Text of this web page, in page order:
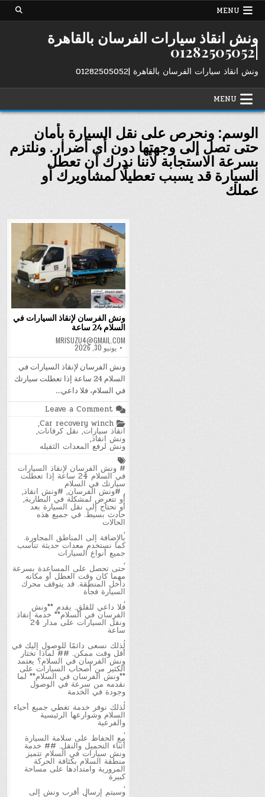
Skip
MENU
ونش انقاذ سيارات الفرسان بالقاهرة
|01282505052
ونش انقاذ سيارات الفرسان بالقاهرة |01282505052
MENU
الوسم: ونحرص على نقل السيارة بأمان
حتى تصل إلى وجهتها دون أي أضرار. ونلتزم
بسرعة الاستجابة لأننا ندرك أن تعطل
السيارة قد يسبب تعطيلًا لمشاويرك أو
عملك
ونش الفرسان لإنقاذ السيارات في
السلام 24 ساعة
MRISUZU4@GMAIL.COM
يونيو 30, 2026
ونش الفرسان لإنقاذ السيارات في
السلام 24 ساعة إذا تعطلت سيارتك
في السلام، فلا داعي…
Leave a Comment
ونش
الفرسان
لإنقاذ
في
السلام
24
ساعة
Posted
in
Car recovery winch
,
انقاذ سيارات, نقل كرفانات,
ونش انقاذ,
ونش لرفع المعدات الثقيله
# ونش الفرسان لإنقاذ السيارات
في السلام 24 ساعة إذا تعطلت
سيارتك في السلام
, #ونش الفرسان, #ونش انقاذ,
أو تتعرض لمشكلة في البطارية,
أو تحتاج إلى نقل السيارة بعد
حادث بسيط. في جميع هذه
الحالات
,
بالإضافة إلى المناطق المجاورة.
كما نستخدم معدات حديثة تناسب
جميع أنواع السيارات
,
حتى تحصل على المساعدة بسرعة
مهما كان وقت العطل أو مكانه
داخل المنطقة. قد يتوقف محرك
السيارة فجأة
,
فلا داعي للقلق. يقدم **ونش
الفرسان في السلام** خدمة إنقاذ
ونقل السيارات على مدار 24
ساعة
,
لذلك نسعى دائمًا للوصول إليك في
أقل وقت ممكن. ## لماذا تختار
ونش الفرسان في السلام؟ يعتمد
الكثير من أصحاب السيارات على
**ونش الفرسان في السلام** لما
نقدمه من سرعة في الوصول
وجودة في الخدمة
,
لذلك نوفر خدمة تغطي جميع أحياء
السلام وشوارعها الرئيسية
والفرعية
,
مع الحفاظ على سلامة السيارة
أثناء التحميل والنقل. ## خدمة
ونش سيارات في السلام تتميز
منطقة السلام بكثافة الحركة
المرورية وامتدادها على مساحة
كبيرة
,
وسيتم إرسال أقرب ونش إلى